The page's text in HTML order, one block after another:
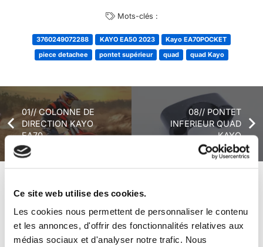
Ce site web utilise des cookies.
Les cookies nous permettent de personnaliser le contenu
et les annonces, d'offrir des fonctionnalités relatives aux
médias sociaux et d'analyser notre trafic. Nous
Mots-clés :
3760249072288 KAYO EA50 2023
Kayo EA70POCKET
piece detachee
pontet supérieur quad quad Kayo
01// COLONNE DE
DIRECTION KAYO
EA70
08// PONTET
INFERIEUR QUAD
KAYO
+ de produits
Véhicules complets